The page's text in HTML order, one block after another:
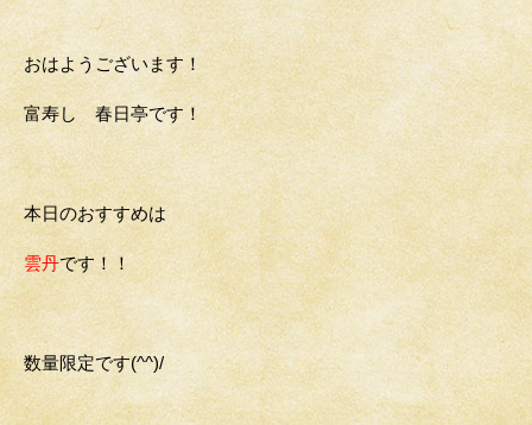
おはようございます！
富寿し 春日亭です！
本日のおすすめは
雲丹です！！
数量限定です(^^)/